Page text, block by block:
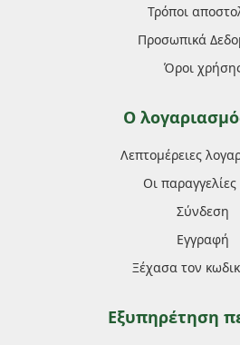
Τρόποι
Προσωπικά
Όροι
Ο
Λεπτομέρειες
Οι
Σύνδεση
Εγγραφή
Ξέχασα τον
Εξυπηρέτηση